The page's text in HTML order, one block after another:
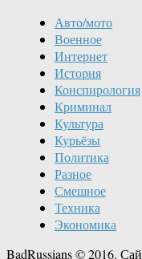
Авто/мото
Военное
Интернет
История
Конспирология
Криминал
Культура
Курьёзы
Политика
Разное
Смешное
Техника
Экономика
BadRussians © 2016.